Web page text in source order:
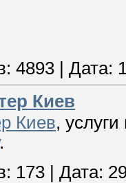
4893 Дата:
Киев
Киев,
.
173 Дата: